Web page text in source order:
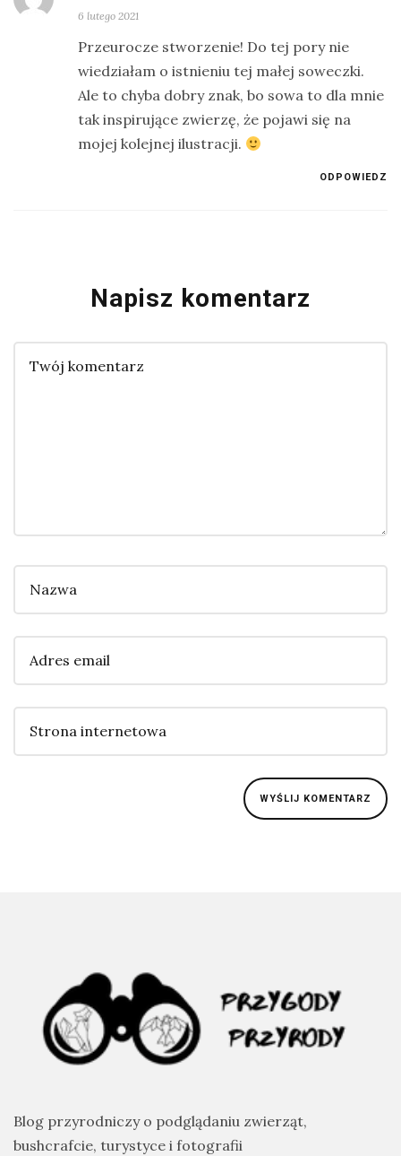
6 lutego 2021
Przeurocze stworzenie! Do tej pory nie
wiedziałam o istnieniu tej małej soweczki.
Ale to chyba dobry znak, bo sowa to dla mnie
tak inspirujące zwierzę, że pojawi się na
mojej kolejnej ilustracji.
ODPOWIEDZ
Napisz komentarz
Blog przyrodniczy o podglądaniu zwierząt,
bushcrafcie, turystyce i fotografii